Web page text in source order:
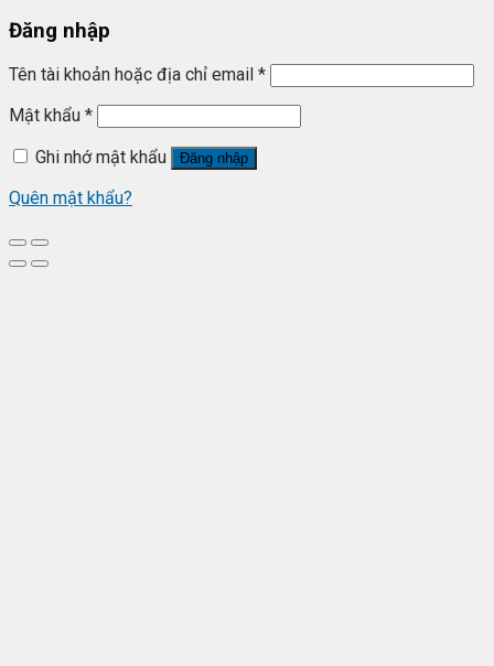
Đăng nhập
Tên tài khoản hoặc địa chỉ email *
Mật khẩu *
Ghi nhớ mật khẩu
Đăng nhập
Quên mật khẩu?